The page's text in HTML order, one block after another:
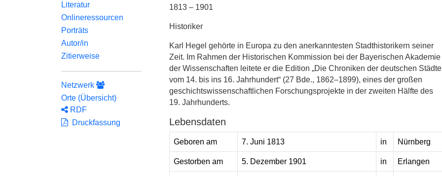
Literatur
Onlineressourcen
Porträts
Autor/in
Zitierweise
Netzwerk
Orte (Übersicht)
RDF
Druckfassung
1813 – 1901
Historiker
Karl Hegel gehörte in Europa zu den anerkanntesten Stadthistorikern seiner
Zeit. Im Rahmen der Historischen Kommission bei der Bayerischen Akademie
der Wissenschaften leitete er die Edition „Die Chroniken der deutschen Städte
vom 14. bis ins 16. Jahrhundert“ (27 Bde., 1862–1899), eines der großen
geschichtswissenschaftlichen Forschungsprojekte in der zweiten Hälfte des
19. Jahrhunderts.
Lebensdaten
Geboren am 7. Juni 1813 in Nürnberg
Gestorben am 5. Dezember 1901 in Erlangen